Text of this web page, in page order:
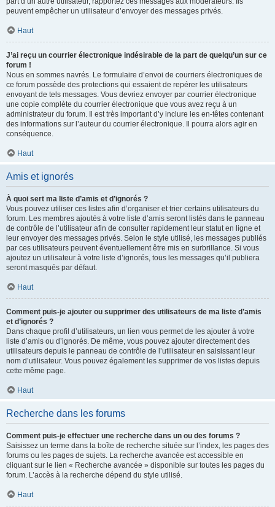
peuvent empêcher un utilisateur d’envoyer des messages privés.
Haut
J’ai reçu un courrier électronique indésirable de la part de quelqu’un sur ce
forum !
Nous en sommes navrés. Le formulaire d’envoi de courriers électroniques de
ce forum possède des protections qui essaient de repérer les utilisateurs
envoyant de tels messages. Vous devriez envoyer par courrier électronique
une copie complète du courrier électronique que vous avez reçu à un
administrateur du forum. Il est très important d’y inclure les en-têtes contenant
des informations sur l’auteur du courrier électronique. Il pourra alors agir en
conséquence.
Haut
Amis et ignorés
À quoi sert ma liste d’amis et d’ignorés ?
Vous pouvez utiliser ces listes afin d’organiser et trier certains utilisateurs du
forum. Les membres ajoutés à votre liste d’amis seront listés dans le panneau
de contrôle de l’utilisateur afin de consulter rapidement leur statut en ligne et
leur envoyer des messages privés. Selon le style utilisé, les messages publiés
par ces utilisateurs peuvent éventuellement être mis en surbrillance. Si vous
ajoutez un utilisateur à votre liste d’ignorés, tous les messages qu’il publiera
seront masqués par défaut.
Haut
Comment puis-je ajouter ou supprimer des utilisateurs de ma liste d’amis
et d’ignorés ?
Dans chaque profil d’utilisateurs, un lien vous permet de les ajouter à votre
liste d’amis ou d’ignorés. De même, vous pouvez ajouter directement des
utilisateurs depuis le panneau de contrôle de l’utilisateur en saisissant leur
nom d’utilisateur. Vous pouvez également les supprimer de vos listes depuis
cette même page.
Haut
Recherche dans les forums
Comment puis-je effectuer une recherche dans un ou des forums ?
Saisissez un terme dans la boîte de recherche située sur l’index, les pages des
forums ou les pages de sujets. La recherche avancée est accessible en
cliquant sur le lien « Recherche avancée » disponible sur toutes les pages du
forum. L’accès à la recherche dépend du style utilisé.
Haut